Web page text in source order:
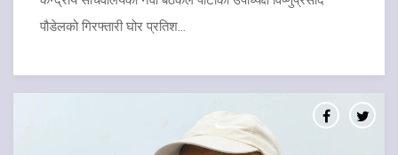
पौडेलको गिरफ्तारी घोर प्रतिश...